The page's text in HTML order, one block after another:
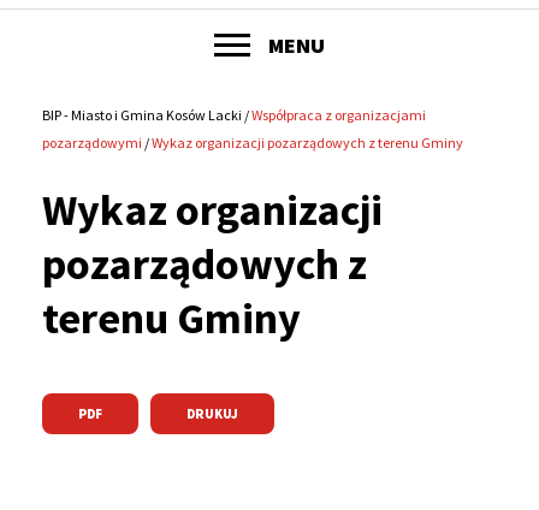
menu
serwisu
POKAŻ
MENU
Ścieżka
nawigacyjna
BIP - Miasto i Gmina Kosów Lacki Współpraca z organizacjami
pozarządowymi Wykaz organizacji pozarządowych z terenu Gminy
Wykaz organizacji
pozarządowych z
terenu Gminy
PDF DRUKUJ